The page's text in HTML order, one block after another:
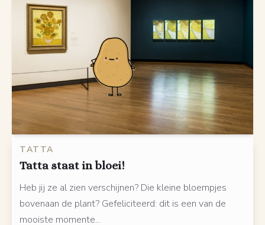
TATTA
Tatta staat in bloei!
Heb jij ze al zien verschijnen? Die kleine bloempjes
bovenaan de plant? Gefeliciteerd: dit is een van de
mooiste momente...